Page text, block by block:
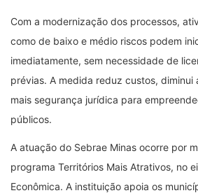
Com a modernização dos processos,
como de baixo e médio riscos podem
imediatamente, sem necessidade de
prévias. A medida reduz custos,
mais segurança jurídica para
públicos.
A atuação do Sebrae Minas ocorre por
programa Territórios Mais Atrativos, no
Econômica. A instituição apoia os